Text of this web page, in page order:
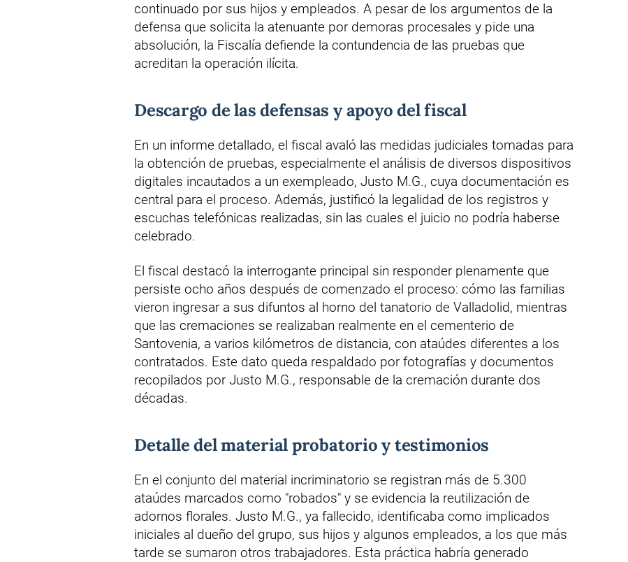
continuado por sus hijos y empleados. A pesar de los argumentos de la
defensa que solicita la atenuante por demoras procesales y pide una
absolución, la Fiscalía defiende la contundencia de las pruebas que
acreditan la operación ilícita.
Descargo de las defensas y apoyo del fiscal
En un informe detallado, el fiscal avaló las medidas judiciales tomadas para
la obtención de pruebas, especialmente el análisis de diversos dispositivos
digitales incautados a un exempleado, Justo M.G., cuya documentación es
central para el proceso. Además, justificó la legalidad de los registros y
escuchas telefónicas realizadas, sin las cuales el juicio no podría haberse
celebrado.
El fiscal destacó la interrogante principal sin responder plenamente que
persiste ocho años después de comenzado el proceso: cómo las familias
vieron ingresar a sus difuntos al horno del tanatorio de Valladolid, mientras
que las cremaciones se realizaban realmente en el cementerio de
Santovenia, a varios kilómetros de distancia, con ataúdes diferentes a los
contratados. Este dato queda respaldado por fotografías y documentos
recopilados por Justo M.G., responsable de la cremación durante dos
décadas.
Detalle del material probatorio y testimonios
En el conjunto del material incriminatorio se registran más de 5.300
ataúdes marcados como "robados" y se evidencia la reutilización de
adornos florales. Justo M.G., ya fallecido, identificaba como implicados
iniciales al dueño del grupo, sus hijos y algunos empleados, a los que más
tarde se sumaron otros trabajadores. Esta práctica habría generado